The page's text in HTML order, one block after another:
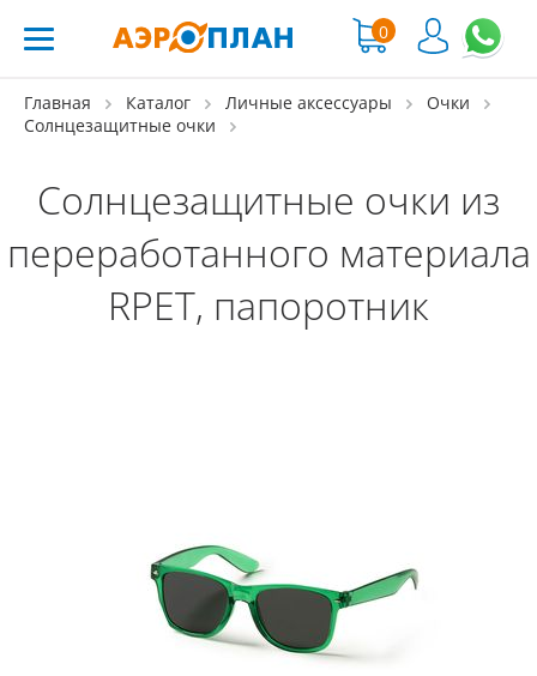
0
Главная Каталог Личные аксессуары
Очки
Солнцезащитные очки
Солнцезащитные очки из
переработанного материала
RPET, папоротник